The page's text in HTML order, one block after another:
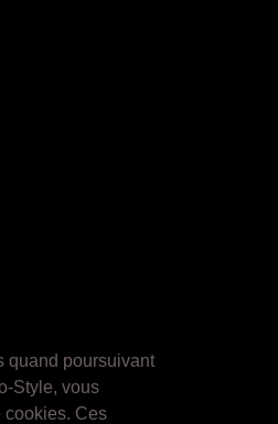
quand poursuivant
Style, vous
cookies. Ces